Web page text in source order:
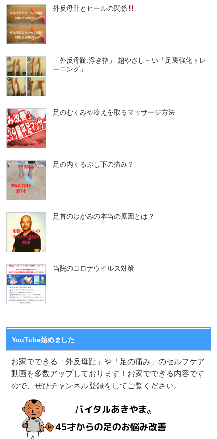
外反母趾とヒールの関係
「外反母趾.浮き指」 超やさし～い「足裏強化トレ
ーニング」
足のむくみや冷えを取るマッサージ方法
足の内くるぶし下の痛み？
足首のゆがみの本当の原因とは？
当院のコロナウイルス対策
YouTube始めました
お家でできる「外反母趾」や「足の痛み」のセルフケア
動画を多数アップしております！お家でできる内容です
ので、ぜひチャンネル登録をしてご覧ください。